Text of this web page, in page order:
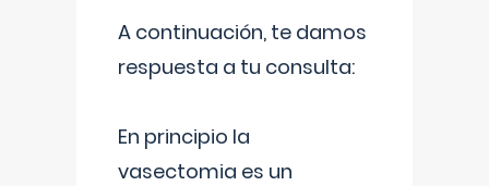
A continuación, te damos
respuesta a tu consulta:
En principio la
vasectomia es un